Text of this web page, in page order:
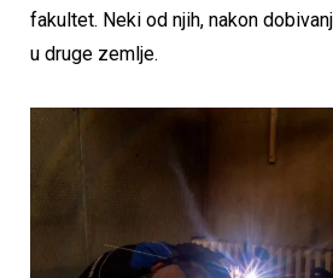
fakultet. Neki od njih, nakon
u druge zemlje.